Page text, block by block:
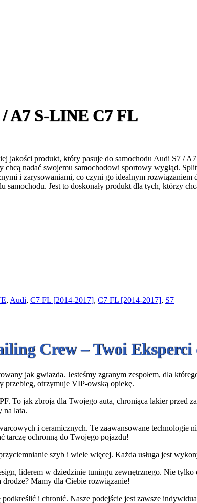
A7 S-LINE C7 FL
produkt, który pasuje do samochodu Audi S7 /
nadać swojemu samochodowi sportowy wygląd.
i zarysowaniami, co czyni go idealnym rozwiązaniem
samochodu. Jest to doskonały produkt dla tych, którzy
, Audi, C7 FL [2014-2017], C7 FL [2014-2017], S7
Crew – Twoi Eksperci
jak gwiazda. Jesteśmy zgranym zespołem, dla
przebieg, otrzymuje VIP-owską opiekę.
To jak zbroja dla Twojego auta, chroniąca lakier
na lata.
i ceramicznych. Te zaawansowane
tarczę ochronną do Twojego pojazdu!
szyb i wiele więcej. Każda usługa jest
liderem w dziedzinie tuningu zewnętrznego. Nie
drodze? Mamy dla Ciebie rozwiązanie!
i chronić. Nasze podejście jest zawsze